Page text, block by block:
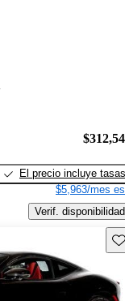
El precio incluye tasas
$5,963/mes
Verif. disponibilidad